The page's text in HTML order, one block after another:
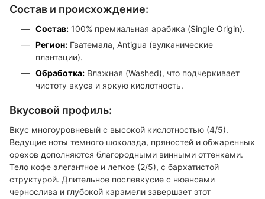
Состав и происхождение:
Состав: 100% премиальная арабика (Single Origin).
Регион: Гватемала, Antigua (вулканические
плантации).
Обработка: Влажная (Washed), что подчеркивает
чистоту вкуса и яркую кислотность.
Вкусовой профиль:
Вкус многоуровневый с высокой кислотностью (4/5).
Ведущие ноты темного шоколада, пряностей и обжаренных
орехов дополняются благородными винными оттенками.
Тело кофе элегантное и легкое (2/5), с бархатистой
структурой. Длительное послевкусие с нюансами
чернослива и глубокой карамели завершает этот